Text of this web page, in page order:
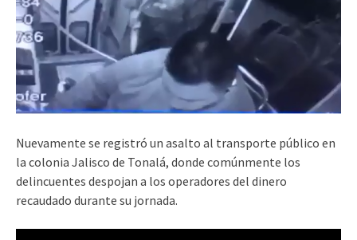
Nuevamente se registró un asalto al transporte público en
la colonia Jalisco de Tonalá, donde comúnmente los
delincuentes despojan a los operadores del dinero
recaudado durante su jornada.